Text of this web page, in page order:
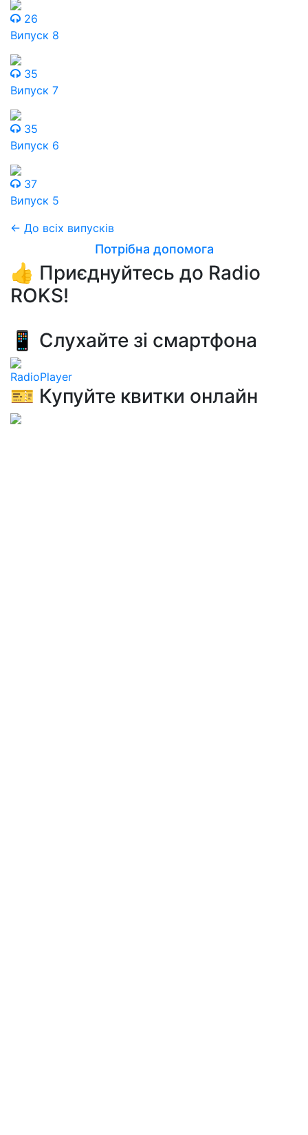
26
Випуск 8
35
Випуск 7
35
Випуск 6
37
Випуск 5
← До всіх випусків
Потрібна допомога
👍 Приєднуйтесь до Radio
ROKS!
📱 Слухайте зі смартфона
RadioPlayer
🎫 Купуйте квитки онлайн